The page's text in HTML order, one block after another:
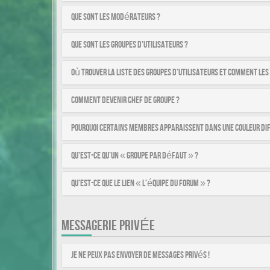
Que sont les modérateurs ?
Que sont les groupes d’utilisateurs ?
Où trouver la liste des groupes d’utilisateurs et comment
Comment devenir chef de groupe ?
Pourquoi certains membres apparaissent dans une couleur
Qu’est-ce qu’un « Groupe par défaut » ?
Qu’est-ce que le lien « L’équipe du forum » ?
MESSAGERIE PRIVÉE
Je ne peux pas envoyer de messages privés !